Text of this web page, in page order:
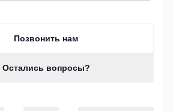
Позвонить нам
Остались вопросы?